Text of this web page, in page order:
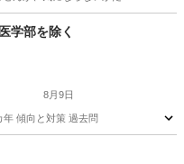
DVD
2023 赤本 日本大学 医学部を除く
8月9日
傾向と対策 過去問